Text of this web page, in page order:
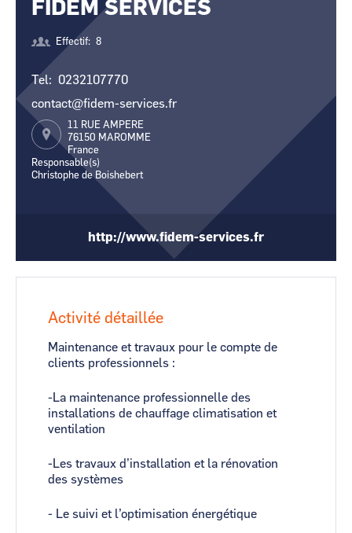
CCI Business
CCI Business
Pays de la Loire
CCI Business
Occitanie
FIDEM SERVICES
Effectif 8
Tel
0232107770
contact@fidem-services.fr
11 RUE AMPERE
76150 MAROMME
France
Responsable(s)
Christophe de Boishebert
http://www.fidem-services.fr
Activité détaillée
Maintenance et travaux pour le compte de
clients professionnels :
-La maintenance professionnelle des
installations de chauffage climatisation et
ventilation
-Les travaux d’installation et la rénovation
des systèmes
- Le suivi et l’optimisation énergétique